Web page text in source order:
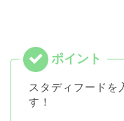
スタディフードを
す！